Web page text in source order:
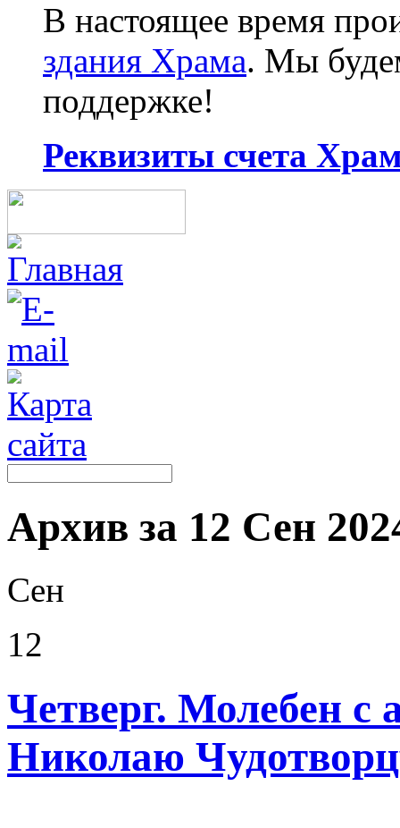
В настоящее время
здания Храма. Мы
поддержке!
Реквизиты счета
Архив за 12 Сен
Сен
12
Четверг. Молебен с
Николаю